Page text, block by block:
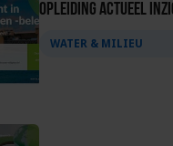
Opleiding Actueel
WATER & MILIEU